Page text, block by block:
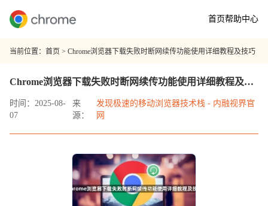
首页帮助中心
当前位置： 首页 > Chrome浏览器下载失败时断网续传功能使用详细教程及技巧
Chrome浏览器下载失败时断网续传功能使用详细教程及技巧
时间：2025-08-
07
来
源：
发现极速的移动浏览器技术栈 - 内融视界官
网